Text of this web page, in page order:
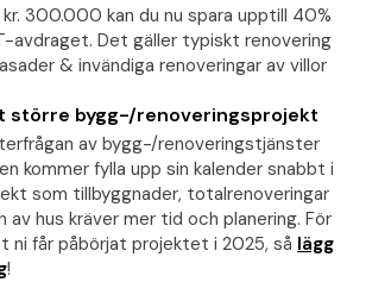
300.000 kan du nu spara upptill 40%
avdraget. Det gäller typiskt renovering
& invändiga renoveringar av villor
större bygg-/renoveringsprojekt
av bygg-/renoveringstjänster
kommer fylla upp sin kalender snabbt i
som tillbyggnader, totalrenoveringar
av hus kräver mer tid och planering. För
ni får påbörjat projektet i 2025, så lägg
!
lägenhet: Allt om
bygglov och